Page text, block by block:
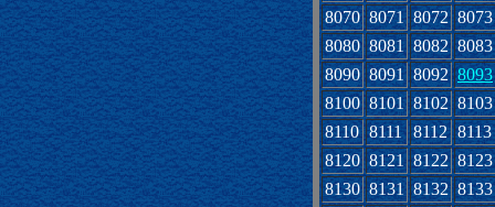
8070 8071 8072 8073
8080 8081 8082 8083
8090 8091 8092 8093
8100 8101 8102 8103
8110 8111 8112 8113
8120 8121 8122 8123
8130 8131 8132 8133